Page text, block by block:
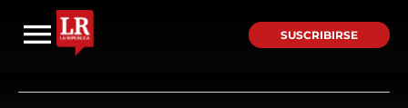
SUSCRIBIRSE